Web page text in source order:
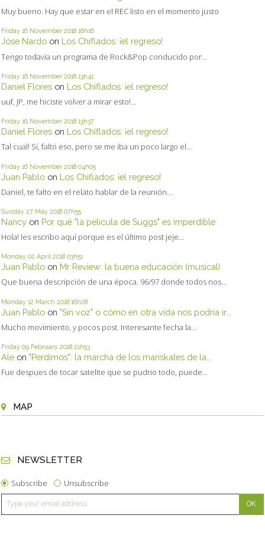
Muy bueno. Hay que estar en el REC listo en el momento justo
Friday 16 November 2018 16h16
Jóse Nardo on Los Chiflados: ¡el regreso!
Tengo todavia un programa de Rock&Pop conducido por...
Friday 16 November 2018 13h41
Daniel Flores on Los Chiflados: ¡el regreso!
uuf, JP, me hiciste volver a mirar esto!...
Friday 16 November 2018 13h37
Daniel Flores on Los Chiflados: ¡el regreso!
Tal cual! Sí, faltó eso, pero se me iba un poco largo el...
Friday 16 November 2018 04h05
Juan Pablo on Los Chiflados: ¡el regreso!
Daniel, te falto en el relato hablar de la reunión...
Sunday 27 May 2018 07h55
Nancy on Por qué "la película de Suggs" es imperdible
Hola! les escribo aquí porque es el último post jeje...
Monday 02 April 2018 03h51
Juan Pablo on Mr Review: la buena educación (musical)
Que buena descripción de una época. 96/97 donde todos nos...
Monday 12 March 2018 16h28
Juan Pablo on "Sin voz" o cómo en otra vida nos podría ir...
Mucho movimiento, y pocos post. Interesante fecha la...
Friday 09 February 2018 21h53
Ale on "Perdimos": la marcha de los mariskales de la...
Fue despues de tocar satelite que se pudrio todo, puede...
MAP
NEWSLETTER
Subscribe Unsubscribe